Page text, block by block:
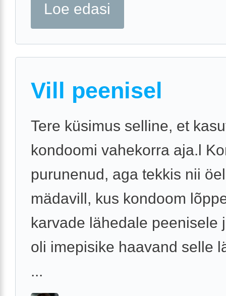
Loe edasi
Vill peenisel
Tere küsimus selline, et
kondoomi vahekorra aja.l
purunenud, aga tekkis nii
mädavill, kus kondoom
karvade lähedale peenisele
oli imepisike haavand selle
...